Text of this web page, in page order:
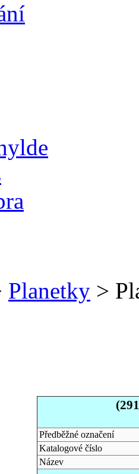
Planetky >
Předběžné označení
Katalogové číslo
Název